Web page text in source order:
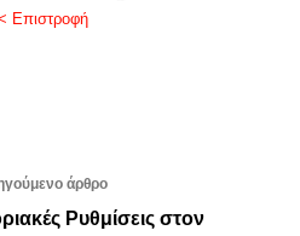
Επιστροφή
άρθρο
Ρυθμίσεις στον